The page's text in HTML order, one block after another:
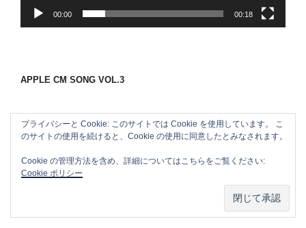
00:00 00:18
APPLE CM SONG VOL.3
プライバシーと Cookie: このサイトでは Cookie を使用しています。 こ
のサイトの使用を続けると、Cookie の使用に同意したとみなされます。
Cookie の管理方法を含め、詳細についてはこちらをご覧ください:
Cookie ポリシー